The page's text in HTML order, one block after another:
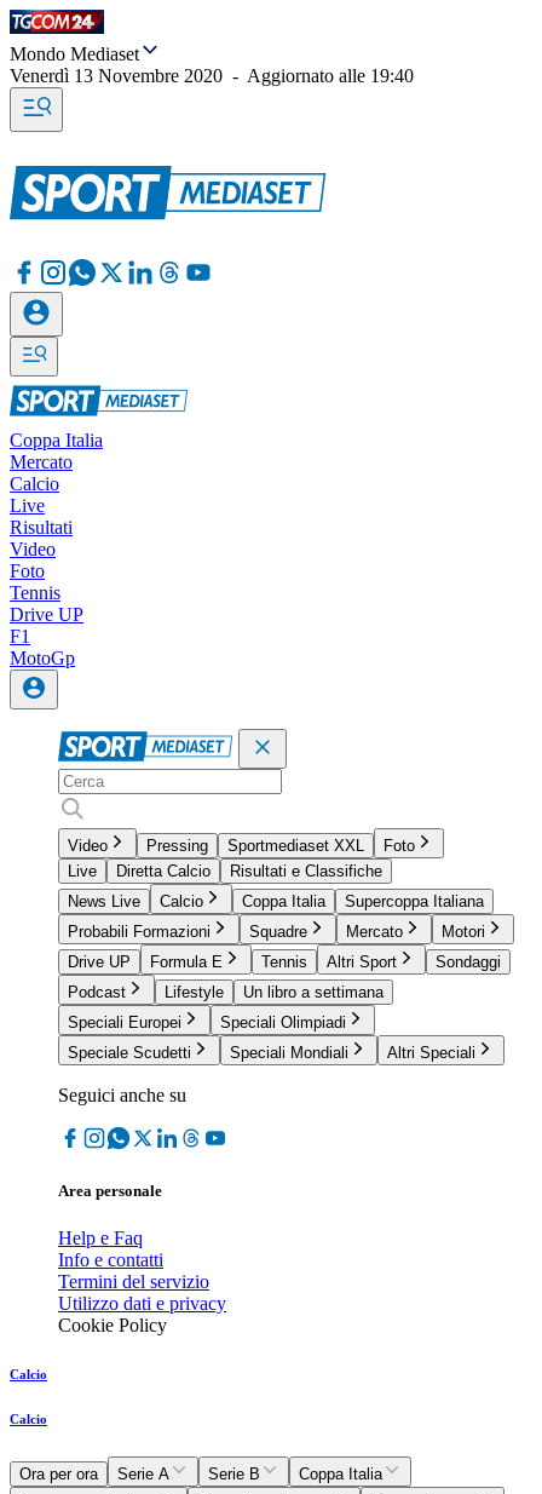
Mondo Mediaset
Venerdì 13 Novembre 2020 - Aggiornato alle 19:40
Coppa Italia
Mercato
Calcio
Live
Risultati
Video
Foto
Tennis
Drive UP
F1
MotoGp
Video Pressing Sportmediaset XXL
Foto
Live
Diretta Calcio
Risultati e Classifiche
News Live
Calcio Coppa Italia
Supercoppa Italiana
Probabili Formazioni
Squadre Mercato
Motori
Drive UP
Formula E Tennis Altri Sport
Sondaggi
Podcast
Lifestyle
Un libro a settimana
Speciali Europei
Speciali Olimpiadi
Speciale Scudetti
Speciali Mondiali Altri Speciali
Seguici anche su
Area personale
Help e Faq
Info e contatti
Termini del servizio
Utilizzo dati e privacy
Cookie Policy
Calcio
Calcio
Ora per ora Serie A Serie B
Coppa Italia